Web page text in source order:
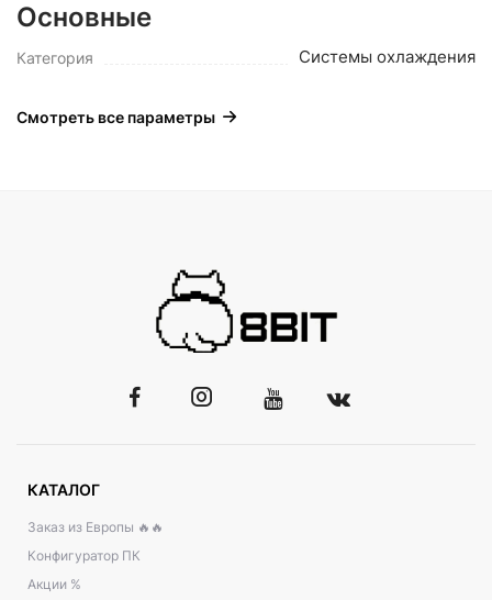
Основные
Категория Системы охлаждения
Смотреть все параметры
КАТАЛОГ
Заказ из Европы 🔥🔥
Конфигуратор ПК
Акции %